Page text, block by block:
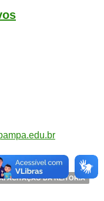
DA REITORIA